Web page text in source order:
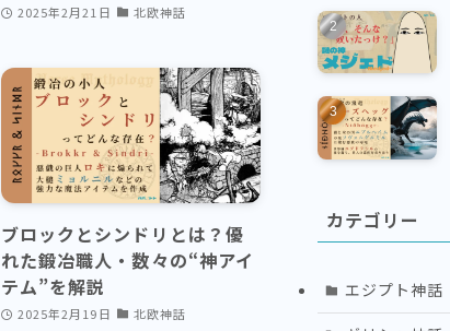
2025年2月21日 北欧神話
ブロックとシンドリとは？優
れた鍛冶職人・数々の“神アイ
テム”を解説
2025年2月19日 北欧神話
カテゴリー
エジプト神話